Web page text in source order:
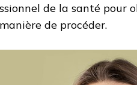
de la santé pour
de procéder.